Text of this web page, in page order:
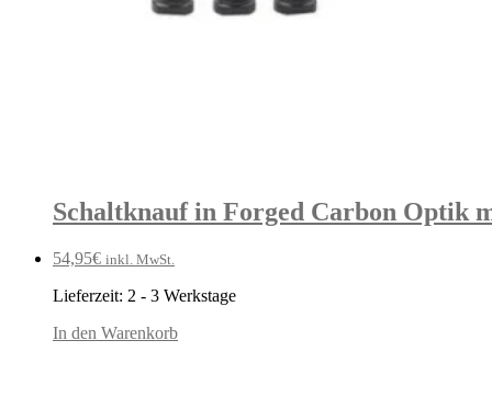
Schaltknauf in Forged Carbon Optik
54,95€ inkl. MwSt.
Lieferzeit: 2 - 3 Werkstage
In den Warenkorb